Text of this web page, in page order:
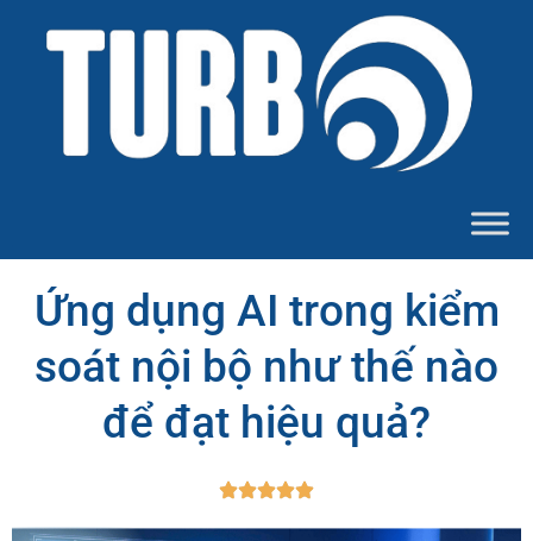
Ứng dụng AI trong kiểm
soát nội bộ như thế nào
để đạt hiệu quả?